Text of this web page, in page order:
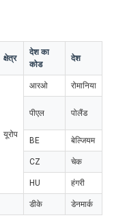
क्षेत्र
देश का
कोड
देश
यूरोप
आरओ रोमानिया
पीएल पोलैंड
BE बेल्जियम
CZ चेक
HU हंगरी
डीके डेनमार्क